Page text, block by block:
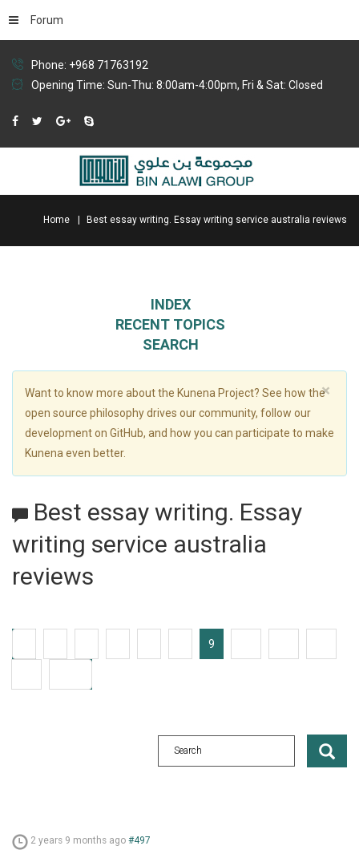
Phone: +968 71763192
Opening Time: Sun-Thu: 8:00am-4:00pm, Fri & Sat: Closed
Forum
Home Best essay writing. Essay writing service australia reviews
INDEX
RECENT TOPICS
SEARCH
×
Want to know more about the Kunena Project? See how the
open source philosophy drives our community, follow our
development on GitHub, and how you can participate to make
Kunena even better.
Best essay writing. Essay
writing service australia
reviews
9
2 years 9 months ago #497